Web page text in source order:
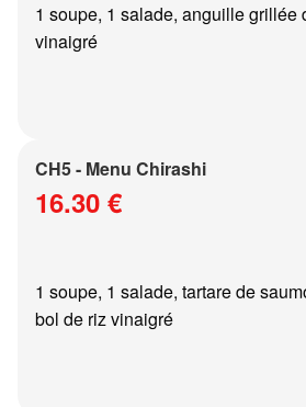
1 soupe, 1 salade, anguille grillée
vinaigré
CH5 - Menu Chirashi
16.30 €
1 soupe, 1 salade, tartare de
bol de riz vinaigré